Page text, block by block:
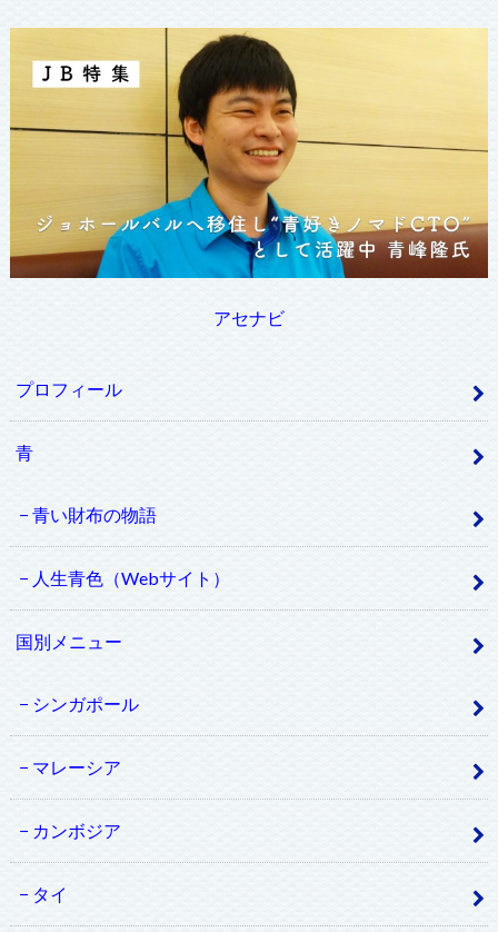
アセナビ
プロフィール
青
青い財布の物語
人生青色（Webサイト）
国別メニュー
シンガポール
マレーシア
カンボジア
タイ